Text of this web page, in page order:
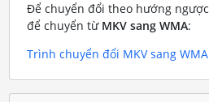
Để chuyển đổi theo hướng
để chuyển từ MKV sang WMA:
Trình chuyển đổi MKV sang WMA